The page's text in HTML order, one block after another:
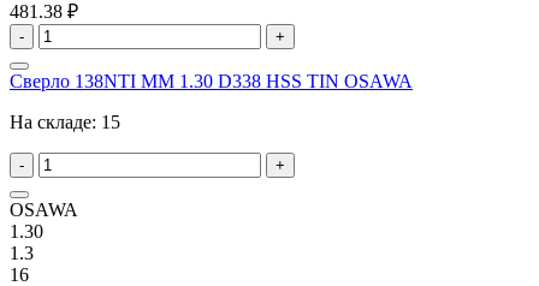
481.38 ₽
- +
Сверло 138NTI MM 1.30 D338 HSS TIN OSAWA
На складе: 15
- +
OSAWA
1.30
1.3
16